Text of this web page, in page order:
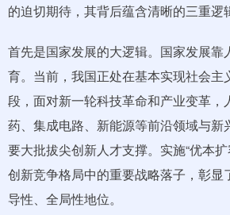
的迫切期待，其背后蕴含清晰的三重逻
首先是国家发展的大逻辑。国家发展靠
育。当前，我国正处在基本实现社会主
段，面对新一轮科技革命和产业变革，
药、集成电路、新能源等前沿领域与新
要大批拔尖创新人才支撑。实施“优本
创新竞争格局中的重要战略落子，彰显
导性、全局性地位。